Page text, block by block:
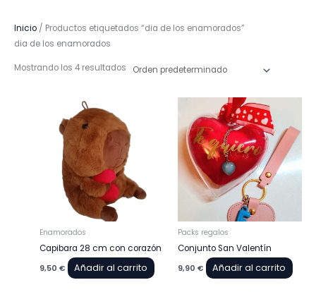
Inicio / Productos etiquetados “dia de los enamorados”
dia de los enamorados
Mostrando los 4 resultados
Enamorados
Capibara 28 cm con corazón
9,50 € Añadir al carrito
Packs regalos
Conjunto San Valentín
9,90 € Añadir al carrito